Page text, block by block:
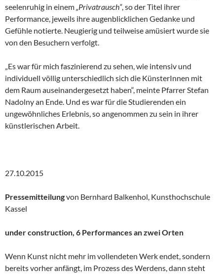
seelenruhig in einem „Privatrausch“, so der Titel ihrer
Performance, jeweils ihre augenblicklichen Gedanke und
Gefühle notierte. Neugierig und teilweise amüsiert wurde sie
von den Besuchern verfolgt.
„Es war für mich faszinierend zu sehen, wie intensiv und
individuell völlig unterschiedlich sich die KünsterInnen mit
dem Raum auseinandergesetzt haben“, meinte Pfarrer Stefan
Nadolny an Ende. Und es war für die Studierenden ein
ungewöhnliches Erlebnis, so angenommen zu sein in ihrer
künstlerischen Arbeit.
27.10.2015
Pressemitteilungvon Bernhard Balkenhol, Kunsthochschule
Kassel
under construction, 6 Performances an zwei Orten
Wenn Kunst nicht mehr im vollendeten Werk endet, sondern
bereits vorher anfängt, im Prozess des Werdens, dann steht